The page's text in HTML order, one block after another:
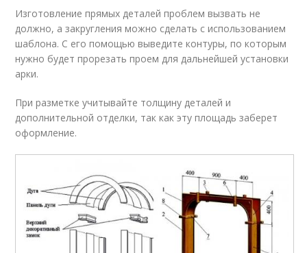
Изготовление прямых деталей проблем вызвать не
должно, а закругления можно сделать с использованием
шаблона. С его помощью выведите контуры, по которым
нужно будет прорезать проем для дальнейшей установки
арки.
При разметке учитывайте толщину деталей и
дополнительной отделки, так как эту площадь заберет
оформление.